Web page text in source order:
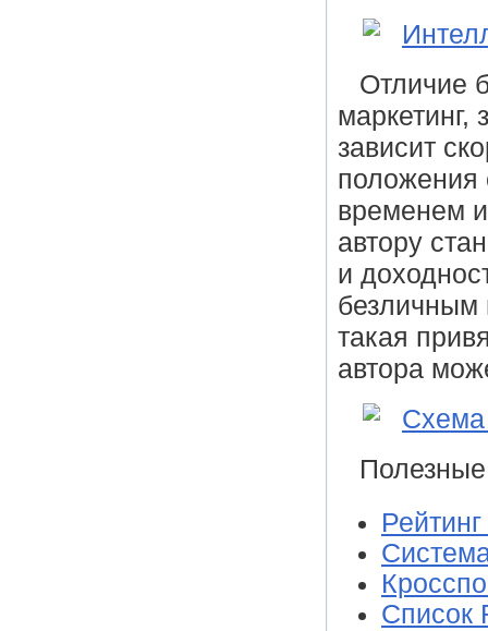
Отличие
маркетинг,
зависит
положения
временем
автору
и
безличным
такая
автора
Список